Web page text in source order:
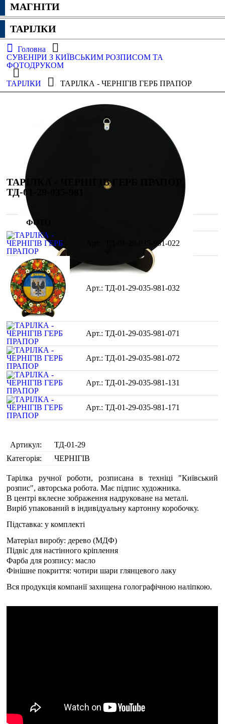
МАГНІТИ
ТАРІЛКИ
Головна
СУВЕНІРИ З КИЇВСЬКИМ РОЗПИСОМ ТА
ФОТОДРУКОМ
ТАРІЛКИ ТАРІЛКА - ЧЕРНІГІВ ГЕРБ ПРАПОР
ТАРІЛКА - ЧЕРНІГІВ ГЕРБ ПРАПОР
ТД-01-29-035-981
ФОТО
ТД-01-29-035-981-022
ТД-01-29-035-981-032
ТД-01-29-035-981-071
ТД-01-29-035-981-072
ТД-01-29-035-981-131
ТД-01-29-035-981-171
Артикул:
ТД-01-29
Категорія:
ЧЕРНІГІВ
Тарілка ручної роботи, розписана в техніці "Київський
розпис", авторська робота. Має підпис художника.
В центрі вклеєне зображення надруковане на металі.
Виріб упакований в індивідуальну картонну коробочку.
Підставка: у комплекті
Матеріал виробу: дерево (МДФ)
Підвіс для настінного кріплення
Фарба для розпису: масло
Фінішне покриття: чотири шари глянцевого лаку
Вся продукція компанії захищена голографічною наліпкою.